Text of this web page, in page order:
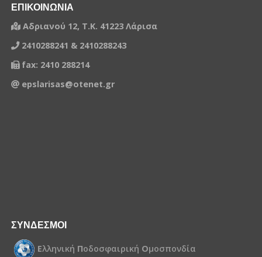
ΕΠΙΚΟΙΝΩΝΙΑ
Αδριανού 12, Τ.Κ. 41223 Λάρισα
2410288241 & 2410288243
fax: 2410 288214
epslarisas@otenet.gr
ΣΥΝΔΕΣΜΟΙ
Ελληνική Ποδοσφαιρική Ομοσπονδία